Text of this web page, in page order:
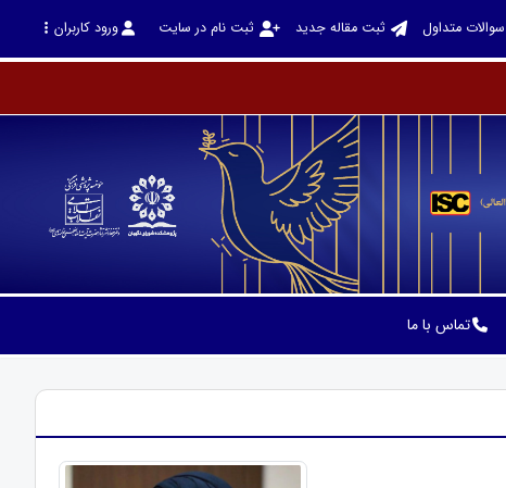
سوالات متداول ثبت مقاله جدید ثبت نام در سایت ورود کاربران
تماس با ما